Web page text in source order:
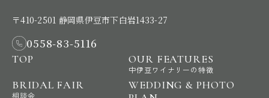
〒410-2501 静岡県伊豆市下白岩1433-27
0558-83-5116
TOP OUR FEATURES
中伊豆ワイナリーの特徴
BRIDAL FAIR
相談会
WEDDING & PHOTO